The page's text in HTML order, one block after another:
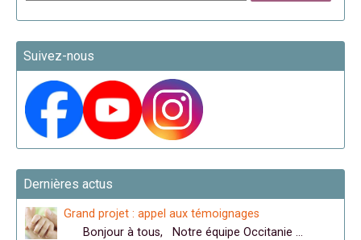
Suivez-nous
Dernières actus
Grand projet : appel aux témoignages
Bonjour à tous, Notre équipe Occitanie …